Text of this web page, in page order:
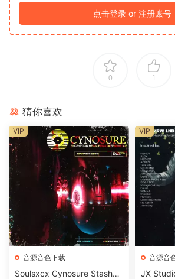
点击登录 or 注册账号
0 1
猜你喜欢
音源音色下载
Soulsxcx Cynosure Stashkit
VIP
音源音
JX
VIP